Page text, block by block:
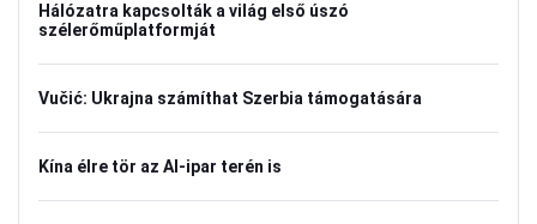
Hálózatra kapcsolták a világ első úszó
szélerőműplatformját
Vučić: Ukrajna számíthat Szerbia támogatására
Kína élre tör az AI-ipar terén is